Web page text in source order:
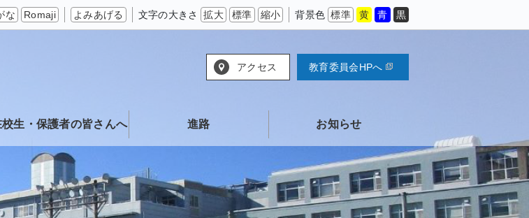
な Romaji よみあげる 文字の大きさ 拡大 標準 縮小 背景色 標準 黄 青 黒
アクセス 教育委員会HPへ
校生・保護者の皆さんへ 進路 お知らせ